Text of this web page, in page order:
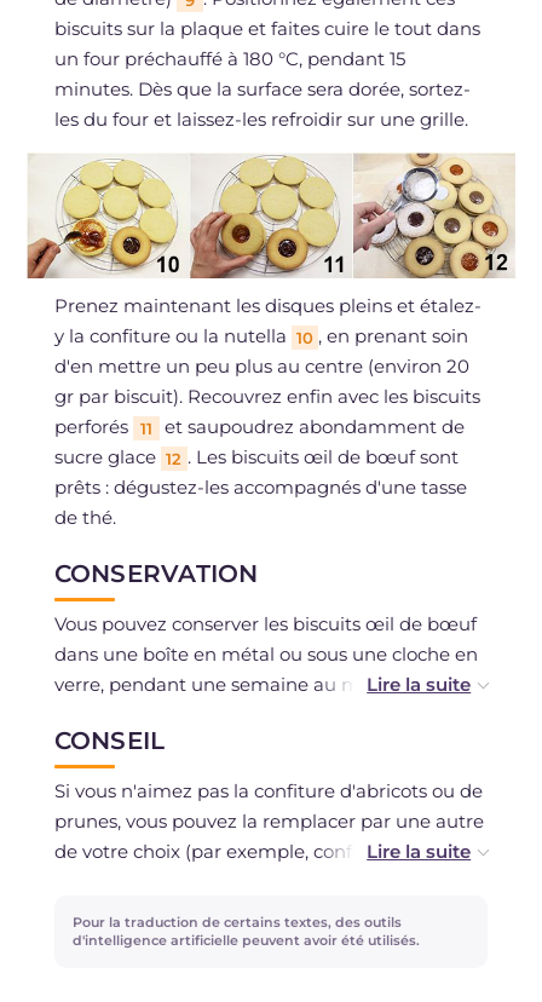
biscuits sur la plaque et faites cuire le tout dans
un four préchauffé à 180 °C, pendant 15
minutes. Dès que la surface sera dorée, sortez-
les du four et laissez-les refroidir sur une grille.
Prenez maintenant les disques pleins et étalez-
y la confiture ou la nutella 10 , en prenant soin
d'en mettre un peu plus au centre (environ 20
gr par biscuit). Recouvrez enfin avec les biscuits
perforés
11
et saupoudrez abondamment de
sucre glace 12 . Les biscuits œil de bœuf sont
prêts : dégustez-les accompagnés d'une tasse
de thé.
CONSERVATION
Vous pouvez conserver les biscuits œil de bœuf
dans une boîte en métal ou sous une cloche en
verre, pendant une semaine au maximum.
Nous déconseillons de congeler les biscuits œil
de bœuf mais si vous le souhaitez, vous pouvez
congeler le bloc de pâte sablée encore crue.
CONSEIL
Si vous n'aimez pas la confiture d'abricots ou de
prunes, vous pouvez la remplacer par une autre
de votre choix (par exemple, confiture de
Si vous n'aimez pas la nutella, vous pouvez la
Pour la traduction de certains textes, des outils
d'intelligence artificielle peuvent avoir été utilisés.